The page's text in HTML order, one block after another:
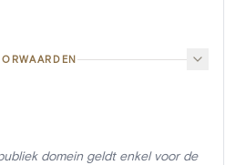
domein geldt enkel voor de